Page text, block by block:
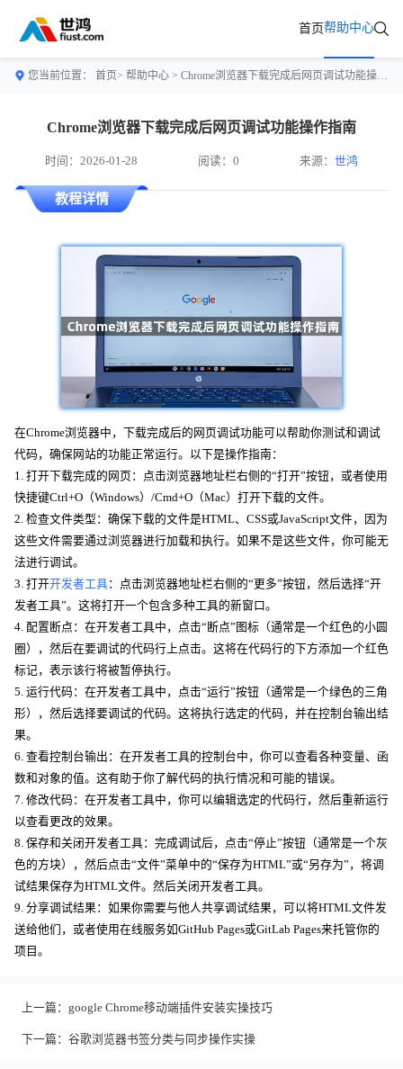
首页帮助中心
您当前位置： 首页> 帮助中心 > Chrome浏览器下载完成后网页调试功能操作指南
Chrome浏览器下载完成后网页调试功能操作指南
时间：2026-01-28 阅读：0 来源：世鸿
教程详情
在Chrome浏览器中，下载完成后的网页调试功能可以帮助你测试和调试
代码，确保网站的功能正常运行。以下是操作指南：
1. 打开下载完成的网页：点击浏览器地址栏右侧的“打开”按钮，或者使用
快捷键Ctrl+O（Windows）/Cmd+O（Mac）打开下载的文件。
2. 检查文件类型：确保下载的文件是HTML、CSS或JavaScript文件，因为
这些文件需要通过浏览器进行加载和执行。如果不是这些文件，你可能无
法进行调试。
3. 打开开发者工具：点击浏览器地址栏右侧的“更多”按钮，然后选择“开
发者工具”。这将打开一个包含多种工具的新窗口。
4. 配置断点：在开发者工具中，点击“断点”图标（通常是一个红色的小圆
圈），然后在要调试的代码行上点击。这将在代码行的下方添加一个红色
标记，表示该行将被暂停执行。
5. 运行代码：在开发者工具中，点击“运行”按钮（通常是一个绿色的三角
形），然后选择要调试的代码。这将执行选定的代码，并在控制台输出结
果。
6. 查看控制台输出：在开发者工具的控制台中，你可以查看各种变量、函
数和对象的值。这有助于你了解代码的执行情况和可能的错误。
7. 修改代码：在开发者工具中，你可以编辑选定的代码行，然后重新运行
以查看更改的效果。
8. 保存和关闭开发者工具：完成调试后，点击“停止”按钮（通常是一个灰
色的方块），然后点击“文件”菜单中的“保存为HTML”或“另存为”，将调
试结果保存为HTML文件。然后关闭开发者工具。
9. 分享调试结果：如果你需要与他人共享调试结果，可以将HTML文件发
送给他们，或者使用在线服务如GitHub Pages或GitLab Pages来托管你的
项目。
上一篇： google Chrome移动端插件安装实操技巧
下一篇： 谷歌浏览器书签分类与同步操作实操